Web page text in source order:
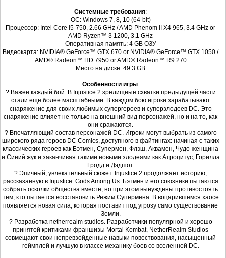
Системные требования:
ОС: Windows 7, 8, 10 (64-bit)
Процессор: Intel Core i5-750, 2.66 GHz / AMD Phenom II X4 965, 3.4 GHz or
AMD Ryzen™ 3 1200, 3.1 GHz
Оперативная память: 4 GB ОЗУ
Видеокарта: NVIDIA® GeForce™ GTX 670 or NVIDIA® GeForce™ GTX 1050 /
AMD® Radeon™ HD 7950 or AMD® Radeon™ R9 270
Место на диске: 49.3 GB
Особенности игры:
? Важен каждый бой. B Injustice 2 зрелищные схватки предыдущей части
стали еще более масштабными. В каждом бою игроки зарабатывают
снаряжение для своих любимых супергероев и суперзлодеев DC. Это
снаряжение влияет не только на внешний вид персонажей, но и на то, как
они сражаются.
? Впечатляющий состав персонажей DC. Игроки могут выбрать из самого
широкого ряда героев DC Comics, доступного в файтингах: начиная с таких
классических героев как Бэтмен, Супермен, Флэш, Аквамен, Чудо-женщина
и Синий жук и заканчивая такими новыми злодеями как Атроцитус, Горилла
Гродд и Дэдшот.
? Эпичный, увлекательный сюжет. Injustice 2 продолжает историю,
рассказанную в Injustice: Gods Among Us. Бэтмен и его союзники пытаются
собрать осколки общества вместе, но при этом вынуждены противостоять
тем, кто пытается восстановить Режим Супермена. В воцарившемся хаосе
появляется новая сила, которая поставит под угрозу само существование
Земли.
? Разработка netherrealm studios. Разработчики популярной и хорошо
принятой критиками франшизы Mortal Kombat, NetherRealm Studios
совмещают свои непревзойденные навыки повествования, насыщенный
геймплей и лучшую в классе механику боев со вселенной DC.